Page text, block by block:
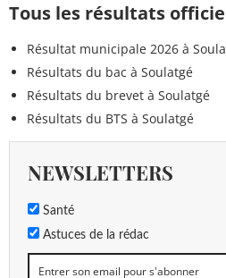
Tous les résultats
Résultat municipale 2026 à
Résultats du bac à Soulatgé
Résultats du brevet à Soulatgé
Résultats du BTS à Soulatgé
NEWSLETTERS
Santé
Astuces de la rédac